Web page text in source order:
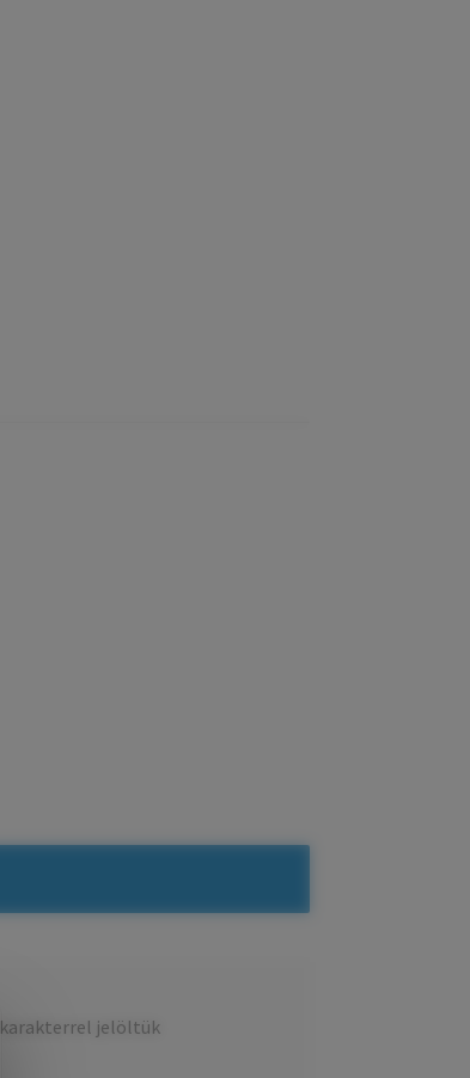
karakterrel jelöltük